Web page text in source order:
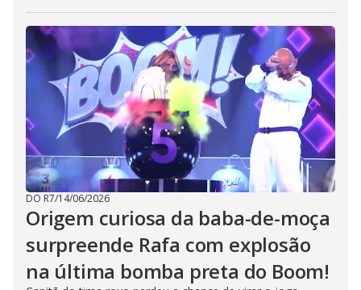
DO R7/14/06/2026
Origem curiosa da baba-de-moça
surpreende Rafa com explosão
na última bomba preta do Boom!